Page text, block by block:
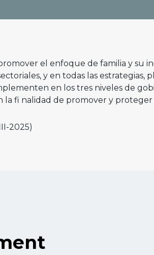
el enfoque de familia y su
y en todas las estrategias,
en los tres niveles de
la fi nalidad de promover y proteger
2025)